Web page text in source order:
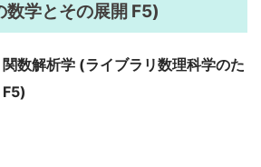
数学とその展開 F5)
数解析学 (ライブラリ数理科学のた